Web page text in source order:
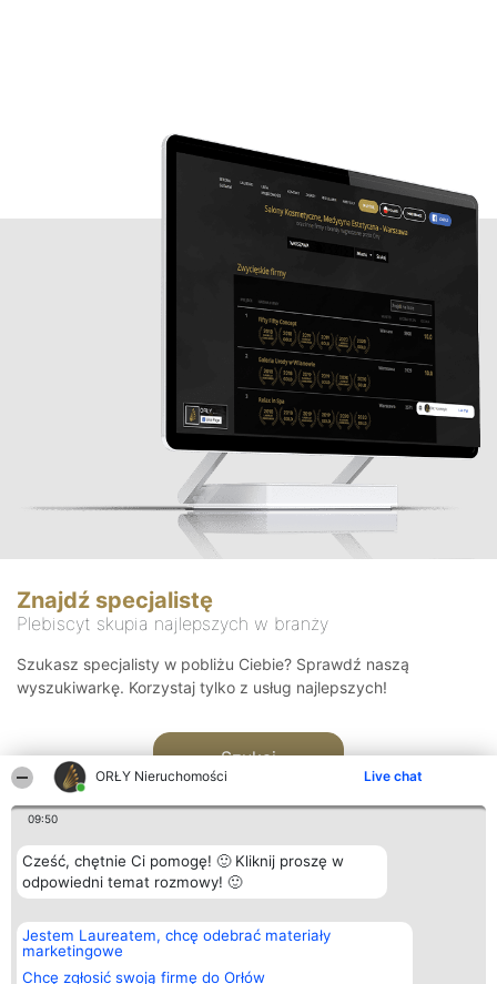
ORŁY Nieruchomości Live chat
09:50
Cześć, chętnie Ci pomogę! 🙂 Kliknij proszę w
odpowiedni temat rozmowy! 🙂
Jestem Laureatem, chcę odebrać materiały
marketingowe
Chcę zgłosić swoją firmę do Orłów
Znajdź specjalistę
Plebiscyt skupia najlepszych w branży
Szukasz specjalisty w pobliżu Ciebie? Sprawdź naszą
wyszukiwarkę. Korzystaj tylko z usług najlepszych!
Szukaj
Organizator plebiscytu
Bright Side Solutions sp. z o.
o. sp. k.
ul. Ruska 22
Plebiscyt
Laureaci
wszystkich
Kontakt
Kontakt